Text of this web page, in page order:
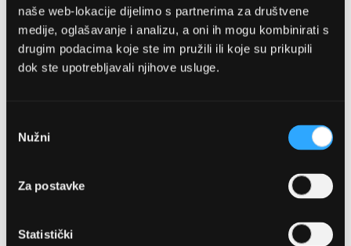
naše web-lokacije dijelimo s partnerima za društvene
medije, oglašavanje i analizu, a oni ih mogu kombinirati s
drugim podacima koje ste im pružili ili koje su prikupili
dok ste upotrebljavali njihove usluge.
pristanka
Nužni
Za postavke
Statistički